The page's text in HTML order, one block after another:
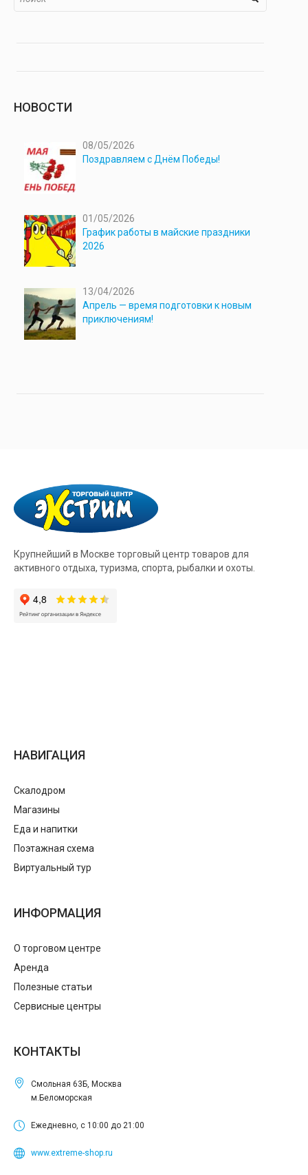
НОВОСТИ
08/05/2026
Поздравляем с Днём Победы!
01/05/2026
График работы в майские праздники
2026
13/04/2026
Апрель — время подготовки к новым
приключениям!
Крупнейший в Москве торговый центр товаров для
активного отдыха, туризма, спорта, рыбалки и охоты.
НАВИГАЦИЯ
Скалодром
Магазины
Еда и напитки
Поэтажная схема
Виртуальный тур
ИНФОРМАЦИЯ
О торговом центре
Аренда
Полезные статьи
Сервисные центры
КОНТАКТЫ
Смольная 63Б, Москва
м.Беломорская
Ежедневно, с 10:00 до 21:00
www.extreme-shop.ru